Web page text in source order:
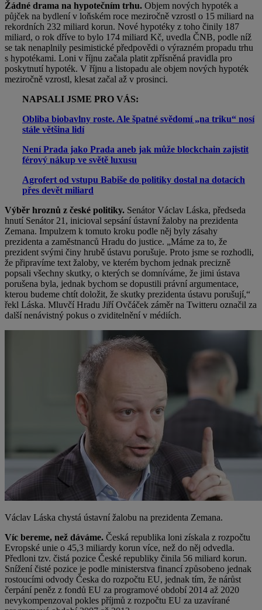
Žádné drama na hypotečním trhu. Objem nových hypoték a
půjček na bydlení v loňském roce meziročně vzrostl o 15 miliard na
rekordních 232 miliard korun. Nové hypotéky z toho činily 187
miliard, o rok dříve to bylo 174 miliard Kč, uvedla ČNB, podle níž
se tak nenaplnily pesimistické předpovědi o výrazném propadu trhu
s hypotékami. Loni v říjnu začala platit zpřísněná pravidla pro
poskytnutí hypoték. V říjnu a listopadu ale objem nových hypoték
meziročně vzrostl, klesat začal až v prosinci.
NAPSALI JSME PRO VÁS:
Obliba biobavlny roste. Ale špatné svědomí „na triku“ nosí
stále většina lidí
Není Prada jako Prada aneb jak může blockchain zajistit
férový nákup ve světě luxusu
Agrofert od vstupu Babiše do politiky dostal na dotacích
přes devět miliard
Výběr hroznů z české politiky. Senátor Václav Láska, předseda
hnutí Senátor 21, inicioval sepsání ústavní žaloby na prezidenta
Zemana. Impulzem k tomuto kroku podle něj byly zásahy
prezidenta a zaměstnanců Hradu do justice. „Máme za to, že
prezident svými činy hrubě ústavu porušuje. Proto jsme se rozhodli,
že připravíme text žaloby, ve kterém bychom jednak precizně
popsali všechny skutky, o kterých se domníváme, že jimi ústava
porušena byla, jednak bychom se dopustili právní argumentace,
kterou budeme chtít doložit, že skutky prezidenta ústavu porušují,“
řekl Láska. Mluvčí Hradu Jiří Ovčáček záměr na Twitteru označil za
další nenávistný pokus o zviditelnění v médiích.
Václav Láska chystá ústavní žalobu na prezidenta Zemana.
Víc bereme, než dáváme. Česká republika loni získala z rozpočtu
Evropské unie o 45,3 miliardy korun více, než do něj odvedla.
Předloni tzv. čistá pozice České republiky činila 56 miliard korun.
Snížení čisté pozice je podle ministerstva financí způsobeno jednak
rostoucími odvody Česka do rozpočtu EU, jednak tím, že nárůst
čerpání peněz z fondů EU za programové období 2014 až 2020
nevykompenzoval pokles příjmů z rozpočtu EU za uzavírané